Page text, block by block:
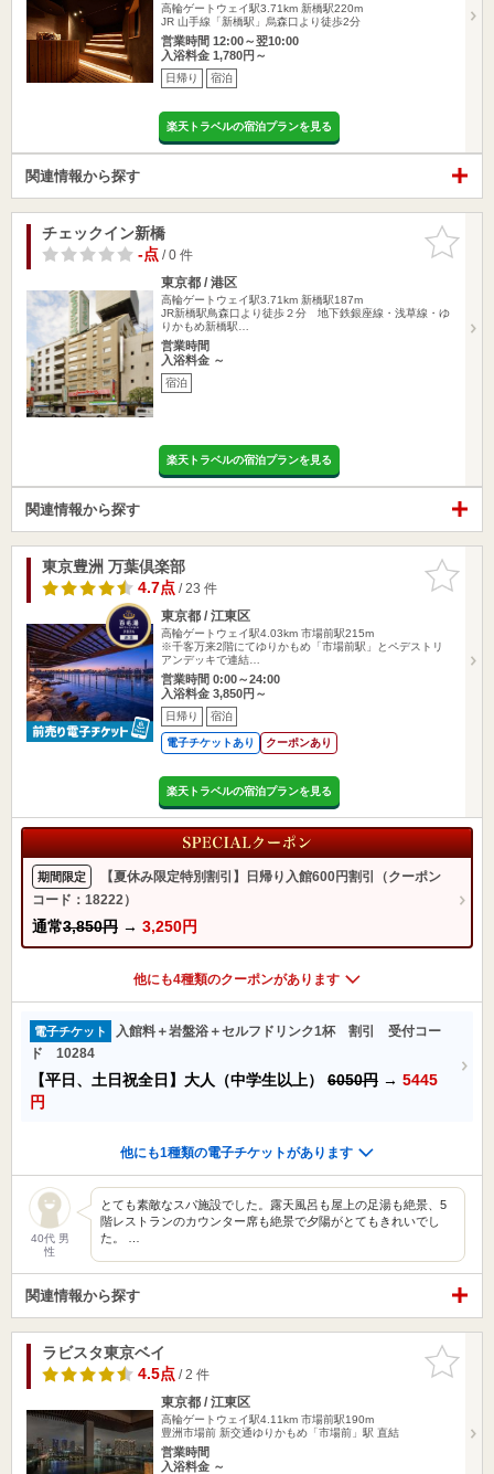
高輪ゲートウェイ駅3.71km 新橋駅220m
JR 山手線「新橋駅」烏森口より徒歩2分
営業時間 12:00～翌10:00
入浴料金 1,780円～
日帰り 宿泊
楽天トラベルの宿泊プランを見る
関連情報から探す
お気に入
りに追加
チェックイン新橋
-点/ 0 件
東京都 / 港区
高輪ゲートウェイ駅3.71km 新橋駅187m
JR新橋駅鳥森口より徒歩２分 地下鉄銀座線・浅草線・ゆ
りかもめ新橋駅…
営業時間
入浴料金 ～
宿泊
楽天トラベルの宿泊プランを見る
関連情報から探す
お気に入
りに追加
東京豊洲 万葉倶楽部
4.7点/ 23 件
東京都 / 江東区
高輪ゲートウェイ駅4.03km 市場前駅215m
※千客万来2階にてゆりかもめ「市場前駅」とペデストリ
アンデッキで連結…
営業時間 0:00～24:00
入浴料金 3,850円～
日帰り 宿泊
電子チケットあり クーポンあり
楽天トラベルの宿泊プランを見る
期間限定
【夏休み限定特別割引】日帰り入館600円割引（クーポン
コード：18222）
通常3,850円 → 3,250円
他にも4種類のクーポンがあります
電子チケット
入館料＋岩盤浴＋セルフドリンク1杯 割引 受付コー
ド 10284
【平日、土日祝全日】大人（中学生以上） 6050円 → 5445
円
他にも1種類の電子チケットがあります
40代 男
性
とても素敵なスパ施設でした。露天風呂も屋上の足湯も絶景、5
階レストランのカウンター席も絶景で夕陽がとてもきれいでし
た。 …
関連情報から探す
お気に入
りに追加
ラビスタ東京ベイ
4.5点/ 2 件
東京都 / 江東区
高輪ゲートウェイ駅4.11km 市場前駅190m
豊洲市場前 新交通ゆりかもめ「市場前」駅 直結
営業時間
入浴料金 ～